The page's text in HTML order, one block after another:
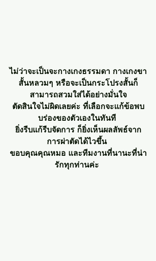
ไม่ว่าจะเป็นจะกางเกงธรรมดา กางเกงขา
สั้นหลวมๆ หรือจะเป็นกระโปรงสั้นก็
สามารถสวมใส่ได้อย่างมั่นใจ
ตัดสินใจไม่ผิดเลยค่ะ ที่เลือกจะแก้ข้อพบ
บร่องของตัวเองในทันที
ยิ่งรีบแก้รีบจัดการ ก็ยิ่งเห็นผลลัพธ์จาก
การผ่าตัดได้ไวขึ้น
ขอบคุณคุณหมอ และทีมงานที่นานะที่น่า
รักทุกท่านค่ะ